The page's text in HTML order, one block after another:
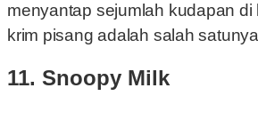
menyantap sejumlah kudapan di
krim pisang adalah salah
11. Snoopy Milk